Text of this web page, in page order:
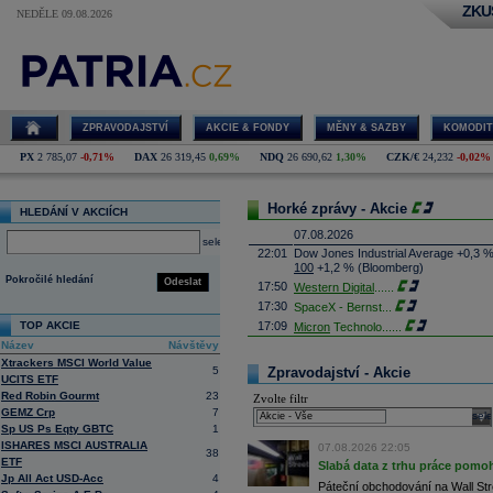
NEDĚLE 09.08.2026
ZPRAVODAJSTVÍ AKCIE & FONDY MĚNY & SAZBY
PX 2 785,07 -0,71% DAX 26 319,45 0,69% NDQ 26 690,62 1,30% CZK/€ 24,232 -0,02%
HLEDÁNÍ V AKCIÍCH
select
Odeslat
Pokročilé hledání
TOP AKCIE
Název
Návštěvy
Xtrackers MSCI World Value
UCITS ETF
5
Red Robin Gourmt
23
GEMZ Crp
7
Sp US Ps Eqty GBTC
1
ISHARES MSCI AUSTRALIA
ETF
38
Jp All Act USD-Acc
4
Horké zprávy - Akcie
07.08.2026
22:01
Dow Jones Industrial Average +0,3
100 +1,2 % (Bloomberg)
17:50 Western Digital
17:30 SpaceX - Bernst
17:09 Micron Technolo
16:26
Objem obchodů s akciemi na
obchodů za poslední rok je 0,665
16:23 Zvýšení výroby balistických střel
nějakou dobu potrvá. Agentuře
Armin Papperger. Společná výroba
doplnit arzenál Spojeným státům,
(ČTK)
16:07 Conocophillips
Zpravodajství - Akcie
Zvolte filtr
07.08.2026 22:05
Slabá data z trhu práce
Páteční obchodování na Wall